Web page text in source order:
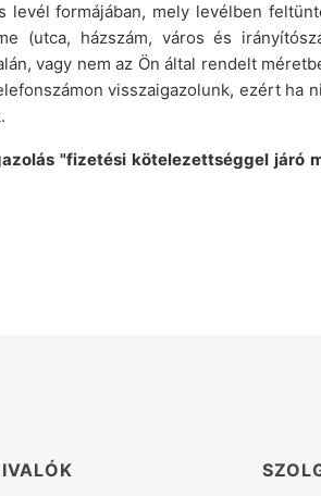
formájában, mely levélben
(utca, házszám, város és
vagy nem az Ön által rendelt
visszaigazolunk, ezért ha
"fizetési kötelezettséggel járó